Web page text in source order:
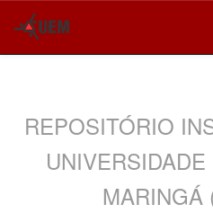
REPOSITÓRIO
MARINGÁ